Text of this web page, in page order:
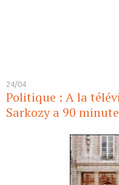
24/04
Politique : A la
Sarkozy a 90